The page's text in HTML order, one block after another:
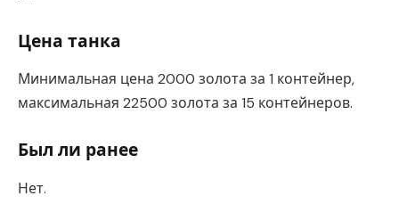
Цена танка
Минимальная цена 2000 золота за 1 контейнер,
максимальная 22500 золота за 15 контейнеров.
Был ли ранее
Нет.